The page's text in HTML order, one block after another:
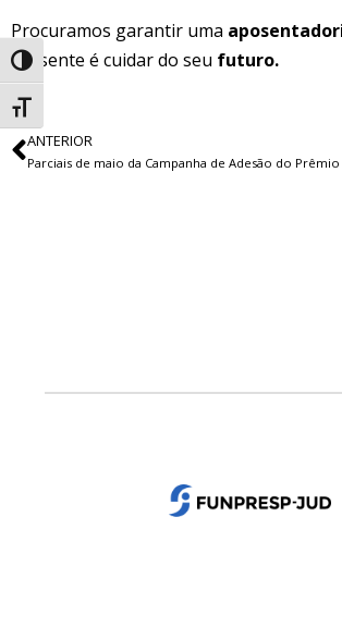
Alternar alto contraste
Alternar tamanho da fonte
Procuramos garantir uma
presente é cuidar do seu futuro.
ANTERIOR
Parciais de maio da Campanha de Adesão do Prêmio